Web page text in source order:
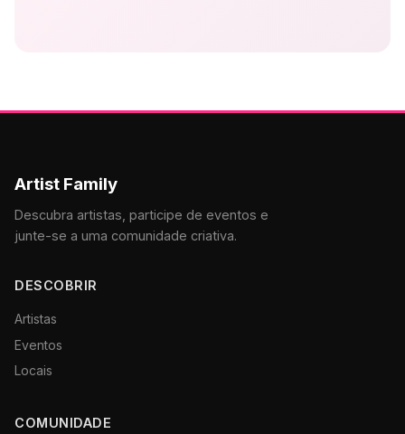
Artist Family
Descubra artistas, participe de eventos e
junte-se a uma comunidade criativa.
DESCOBRIR
Artistas
Eventos
Locais
COMUNIDADE